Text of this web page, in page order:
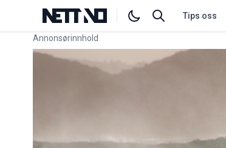
Tips oss
Annonsørinnhold
Link for annonse